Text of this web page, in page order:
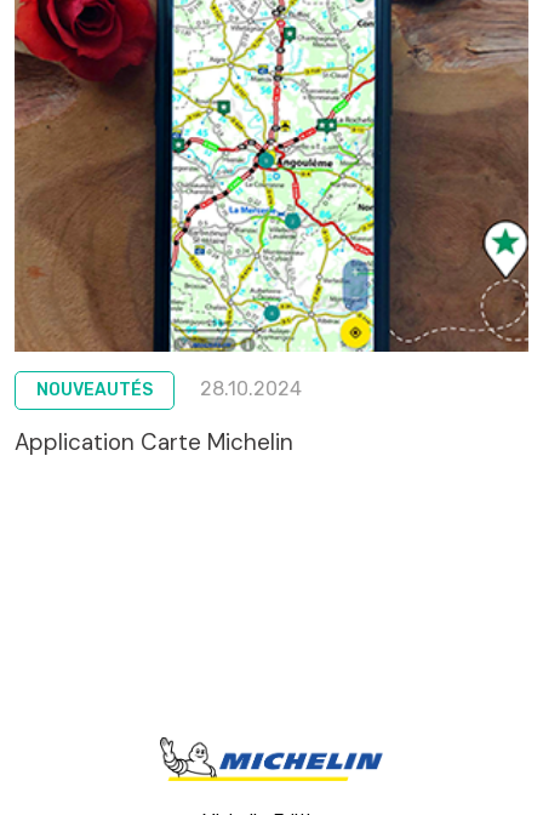
NOUVEAUTÉS 28.10.2024
Application Carte Michelin